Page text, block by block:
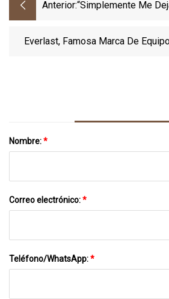
Anterior:“Simplemente Me
Everlast, Famosa Marca De
Nombre:*
Correo electrónico:*
Teléfono/WhatsApp:*